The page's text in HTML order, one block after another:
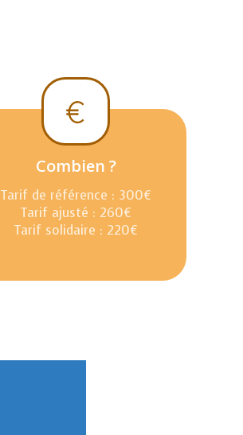
Combien ?
Tarif de référence : 300€
Tarif ajusté : 260€
Tarif solidaire : 220€